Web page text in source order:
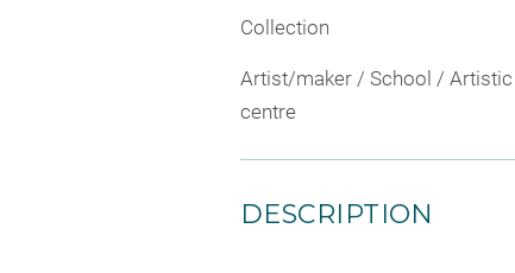
Collection
Artist/maker / School / Artistic
centre
DESCRIPTION